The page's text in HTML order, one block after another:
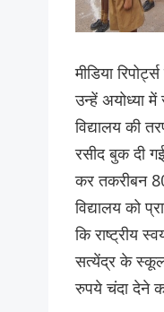
मीडिया
उन्हें अयोध्या में
विद्यालय की
रसीद बुक दी
कर तकरीबन
विद्यालय को
कि राष्ट्रीय
सत्येंद्र के
रुपये चंदा देने